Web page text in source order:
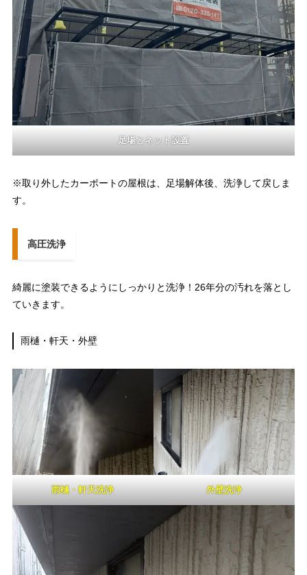
足場とネット設置
※取り外したカーポートの屋根は、足場解体後、洗浄して戻しま
す。
高圧洗浄
綺麗に塗装できるようにしっかりと洗浄！26年分の汚れを落とし
ていきます。
雨樋・軒天・外壁
雨樋・軒天洗浄 外壁洗浄